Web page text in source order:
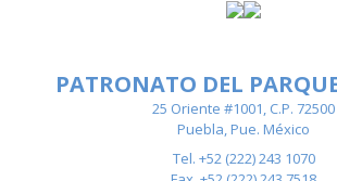
PATRONATO DEL
25 Oriente #1001, C.P. 72500
Puebla, Pue. México
Tel. +52 (222) 243 1070